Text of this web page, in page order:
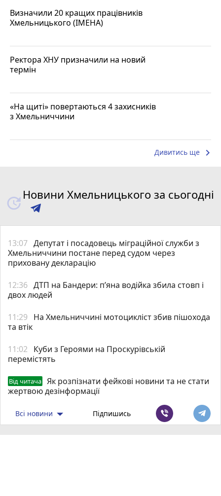
Визначили 20 кращих працівників
Хмельницького (ІМЕНА)
Ректора ХНУ призначили на новий
термін
«На щиті» повертаються 4 захисників
з Хмельниччини
Дивитись ще keyboard_arrow_right
Новини Хмельницького за сьогодні
13:07 Депутат і посадовець міграційної служби з
Хмельниччини постане перед судом через
приховану декларацію
12:36 ДТП на Бандери: пʼяна водійка збила стовп і
двох людей
11:29
На Хмельниччині мотоцикліст збив пішохода
та втік
11:02
Куби з Героями на Проскурівській
перемістять
Від читача
Як розпізнати фейкові новини та не стати
жертвою дезінформації
Всі новини Підпишись